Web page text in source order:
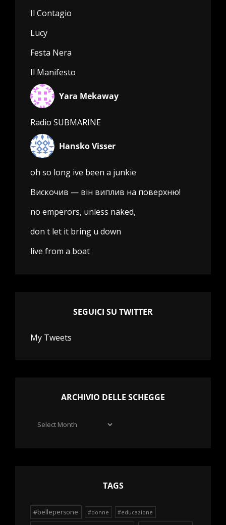
Il Contagio
Lucy
Festa Nera
Il Manifesto
Yara Mekaway
Radio SUBMARINE
Hansko Visser
oh so long ive been a junkie
Вискочив — він виплив на поверхню!
no emperors, unless naked,
don t let it bring u down
live from a boat
SEGUICI SU TWITTER
My Tweets
ARCHIVIO DELLE SCHEGGE
Archivio
TAGS
#bellepersone #donne #educazione